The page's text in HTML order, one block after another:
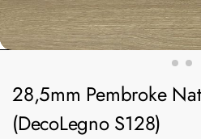
28,5mm Pembroke
(DecoLegno S128)